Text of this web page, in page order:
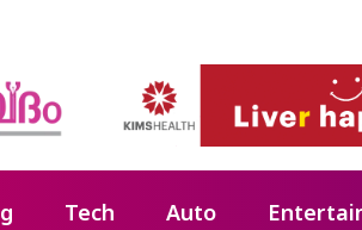
Tech Auto